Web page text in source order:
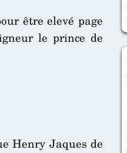
être elevé page
le prince de
Henry Jaques de